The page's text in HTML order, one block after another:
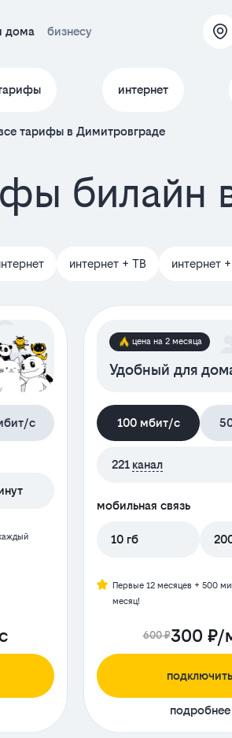
дома бизнесу
интернет
тарифы в Димитровграде
билайн
интернет + ТВ интернет
с
цена на 2 месяца
Удобный для
100 мбит/с
221 канал
мобильная связь
10 гб
Первые 12 месяцев + 500
месяц!
600 ₽300 ₽/
подключить
подробнее